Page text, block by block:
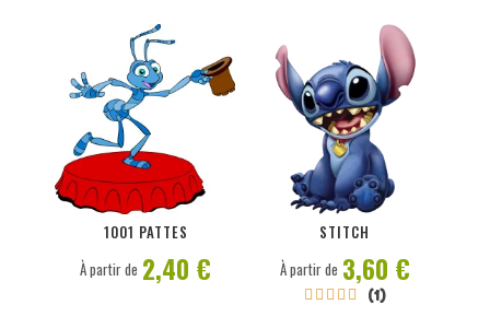
1001 PATTES
PERSONNALISER
À partir de 2,40 €
STITCH
     (1)
PERSONNALISER
À partir de 3,60 €